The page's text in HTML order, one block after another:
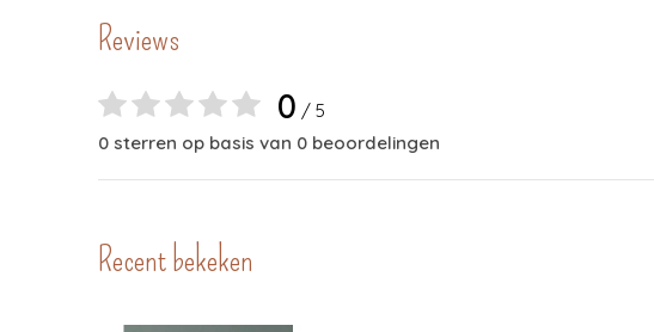
Reviews
0 / 5
0 sterren op basis van 0 beoordelingen
Recent bekeken